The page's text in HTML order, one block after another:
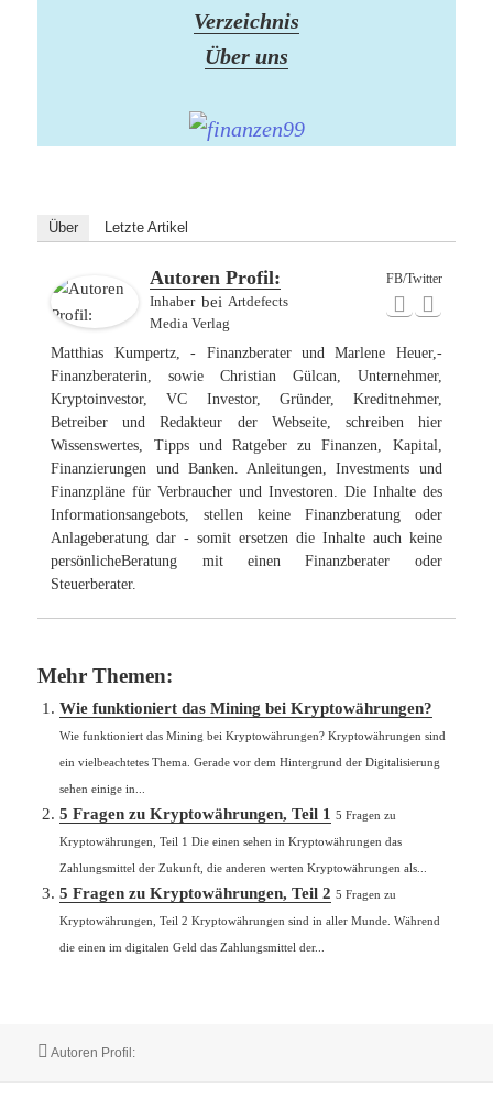
Verzeichnis
Über uns
Über Letzte Artikel
FB/Twitter
Autoren Profil:
Inhaberbei Artdefects
Media Verlag
Matthias Kumpertz, - Finanzberater und Marlene Heuer,-
Finanzberaterin, sowie Christian Gülcan, Unternehmer,
Kryptoinvestor, VC Investor, Gründer, Kreditnehmer,
Betreiber und Redakteur der Webseite, schreiben hier
Wissenswertes, Tipps und Ratgeber zu Finanzen, Kapital,
Finanzierungen und Banken. Anleitungen, Investments und
Finanzpläne für Verbraucher und Investoren. Die Inhalte des
Informationsangebots, stellen keine Finanzberatung oder
Anlageberatung dar - somit ersetzen die Inhalte auch keine
persönlicheBeratung mit einen Finanzberater oder
Steuerberater.
Mehr Themen:
Wie funktioniert das Mining bei Kryptowährungen?
Wie funktioniert das Mining bei Kryptowährungen? Kryptowährungen sind
ein vielbeachtetes Thema. Gerade vor dem Hintergrund der Digitalisierung
sehen einige in...
5 Fragen zu Kryptowährungen, Teil 1 5 Fragen zu
Kryptowährungen, Teil 1 Die einen sehen in Kryptowährungen das
Zahlungsmittel der Zukunft, die anderen werten Kryptowährungen als...
5 Fragen zu Kryptowährungen, Teil 2 5 Fragen zu
Kryptowährungen, Teil 2 Kryptowährungen sind in aller Munde. Während
die einen im digitalen Geld das Zahlungsmittel der...
Autor
Autoren Profil: